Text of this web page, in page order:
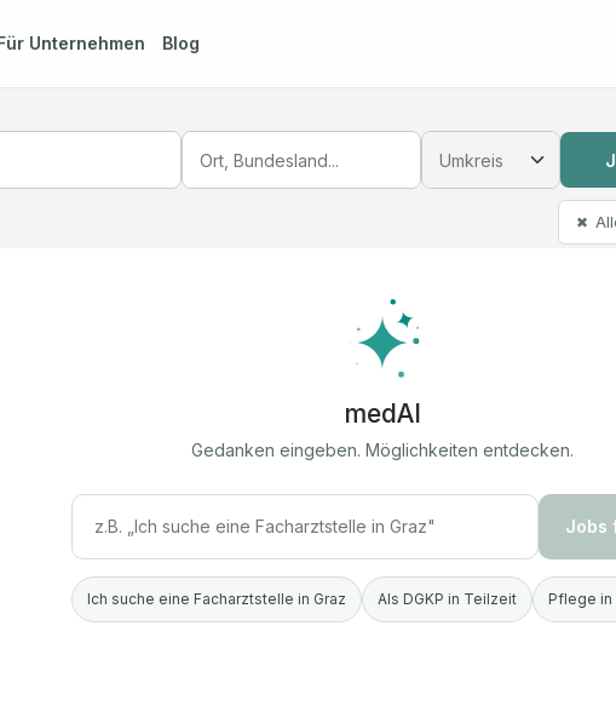
Unternehmen Blog
✖
medAI
Gedanken eingeben. Möglichkeiten entdecken.
Jobs
Ich suche eine Facharztstelle in Graz Als DGKP in Teilzeit Pflege in